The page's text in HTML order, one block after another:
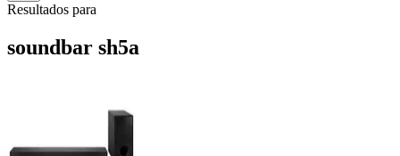
Resultados para
soundbar sh5a